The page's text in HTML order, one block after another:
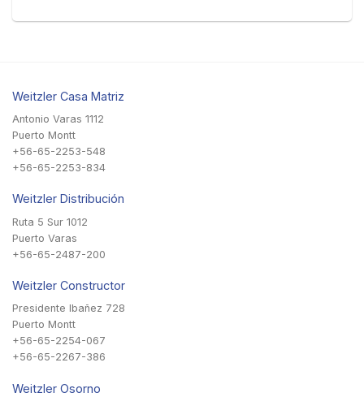
Weitzler Casa Matriz
Antonio Varas 1112
Puerto Montt
+56-65-2253-548
+56-65-2253-834
Weitzler Distribución
Ruta 5 Sur 1012
Puerto Varas
+56-65-2487-200
Weitzler Constructor
Presidente Ibañez 728
Puerto Montt
+56-65-2254-067
+56-65-2267-386
Weitzler Osorno